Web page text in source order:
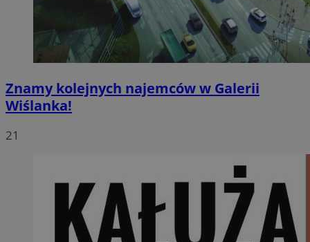
Znamy kolejnych najemców w Galerii
Wiślanka!
21